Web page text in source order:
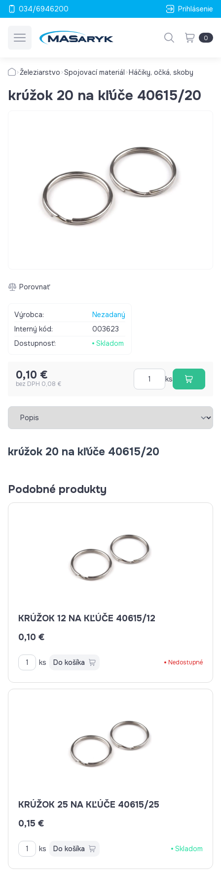
034/6946200 Prihlásenie
0
Železiarstvo Spojovací materiál Háčiky, očká, skoby
krúžok 20 na kľúče 40615/20
Porovnať
Výrobca:
Nezadaný
Interný kód:
003623
Dostupnosť:
Skladom
0,10 €
bez DPH 0,08 €
ks
Vybrať záložku
krúžok 20 na kľúče 40615/20
Podobné produkty
KRÚŽOK 12 NA KĽÚČE 40615/12
0,10 €
ks Do košíka Nedostupné
KRÚŽOK 25 NA KĽÚČE 40615/25
0,15 €
ks Do košíka Skladom